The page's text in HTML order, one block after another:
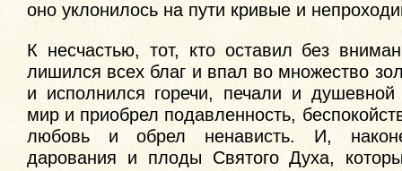
оно уклонилось на пути кривые и
К несчастью, тот, кто оставил без
лишился всех благ и впал во множество
и исполнился горечи, печали и душевной
мир и приобрел подавленность,
любовь и обрел ненависть. И,
дарования и плоды Святого Духа,